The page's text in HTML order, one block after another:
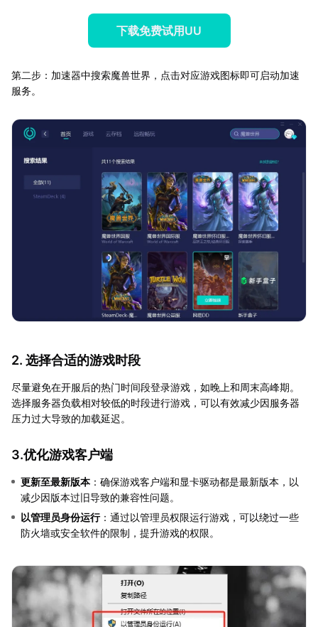
下载免费试用UU
第二步：加速器中搜索魔兽世界，点击对应游戏图标即可启动加速
服务。
2. 选择合适的游戏时段
尽量避免在开服后的热门时间段登录游戏，如晚上和周末高峰期。
选择服务器负载相对较低的时段进行游戏，可以有效减少因服务器
压力过大导致的加载延迟。
3.优化游戏客户端
更新至最新版本：确保游戏客户端和显卡驱动都是最新版本，以
减少因版本过旧导致的兼容性问题。
以管理员身份运行：通过以管理员权限运行游戏，可以绕过一些
防火墙或安全软件的限制，提升游戏的权限。